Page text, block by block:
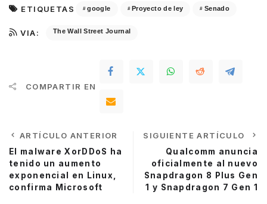
ETIQUETAS google Proyecto de ley Senado
VIA: The Wall Street Journal
COMPARTIR EN
ARTÍCULO ANTERIOR
El malware XorDDoS ha
tenido un aumento
exponencial en Linux,
confirma Microsoft
SIGUIENTE ARTÍCULO
Qualcomm anuncia
oficialmente al nuevo
Snapdragon 8 Plus Gen
1 y Snapdragon 7 Gen 1